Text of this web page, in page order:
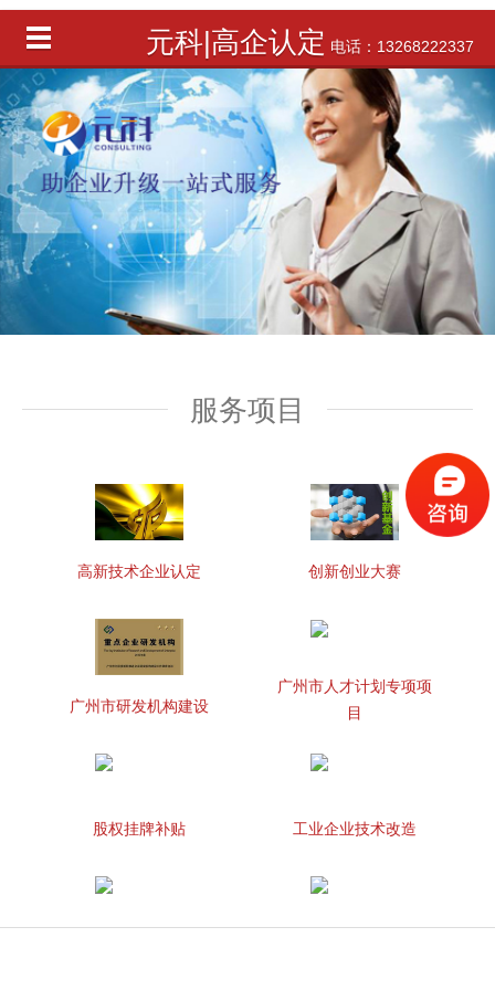
元科|高企认定 电话：13268222337
服务项目
高新技术企业认定 创新创业大赛
广州市研发机构建设
广州市人才计划专项项
目
股权挂牌补贴 工业企业技术改造